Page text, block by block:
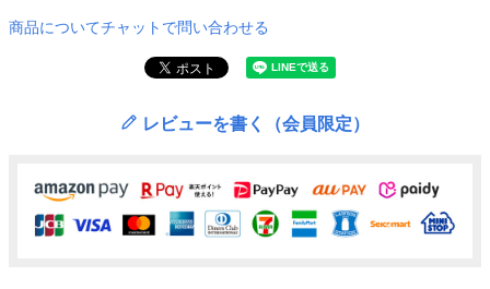
商品についてチャットで問い合わせる
レビューを書く（会員限定）